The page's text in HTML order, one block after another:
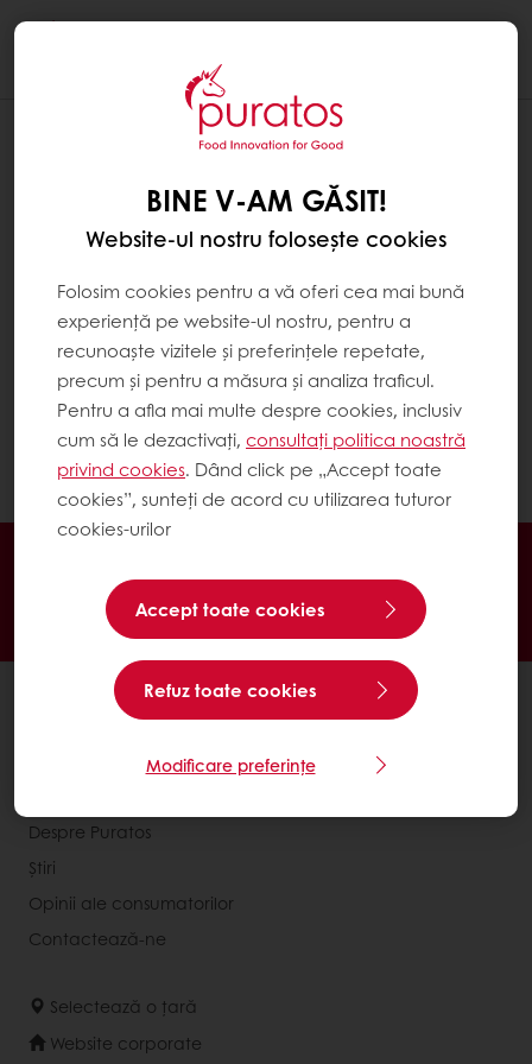
AM UITAT PAROLA
Pentru a schimba parola, apasă pe
pictograma MyPuratos din colțul din dreapta
sus, apoi pe „Intră în cont” și în final pe
„Parolă uitată? Resetează”.
Parola este strict confidențială. Sunteți singura
persoană care o poate schimba. Dacă
întâmpini dificultăți, contactează-ne pe
numărul de telefon sau la adresa de e-mail
afișată pe site.
BINE V-AM GĂSIT!
Website-ul nostru folosește cookies
Folosim cookies pentru a vă oferi cea mai bună
experiență pe website-ul nostru, pentru a
recunoaște vizitele și preferințele repetate,
precum și pentru a măsura și analiza traficul.
Pentru a afla mai multe despre cookies, inclusiv
cum să le dezactivați, consultați politica noastră
privind cookies. Dând click pe „Accept toate
cookies”, sunteți de acord cu utilizarea tuturor
cookies-urilor
Accept toate cookies
Refuz toate cookies
Modificare preferințe
Promoții exclusive
Rețete de inspirație
Date despre consumatori
Noutăți și trenduri
Despre Puratos
Știri
Opinii ale consumatorilor
Contactează-ne
Selectează o țară
Website corporate